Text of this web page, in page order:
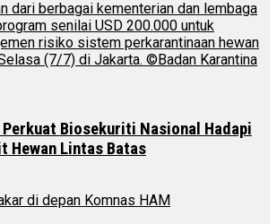
Perkuat Biosekuriti Nasional Hadapi
Hewan Lintas Batas